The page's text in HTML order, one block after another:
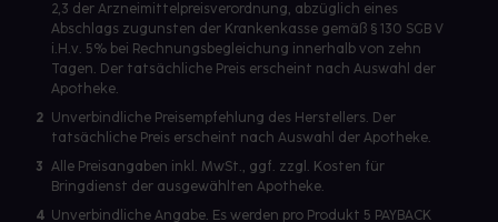
2,3 der Arzneimittelpreisverordnung, abzüglich eines
Abschlags zugunsten der Krankenkasse gemäß § 130 SGB V
i.H.v. 5% bei Rechnungsbegleichung innerhalb von zehn
Tagen. Der tatsächliche Preis erscheint nach Auswahl der
Apotheke.
2 Unverbindliche Preisempfehlung des Herstellers. Der
tatsächliche Preis erscheint nach Auswahl der Apotheke.
3 Alle Preisangaben inkl. MwSt., ggf. zzgl. Kosten für
Bringdienst der ausgewählten Apotheke.
4 Unverbindliche Angabe. Es werden pro Produkt 5 PAYBACK